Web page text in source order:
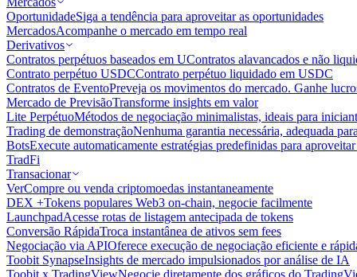
OportunidadeSiga a tendência para aproveitar as oportunidades
MercadosAcompanhe o mercado em tempo real
Derivativos
Contratos perpétuos baseados em UContratos alavancados e não
Contrato perpétuo USDCContrato perpétuo liquidado em USDC
Contratos de EventoPreveja os movimentos do mercado. Ganhe
Mercado de PrevisãoTransforme insights em valor
Lite PerpétuoMétodos de negociação minimalistas, ideais para
Trading de demonstraçãoNenhuma garantia necessária, adequada
BotsExecute automaticamente estratégias predefinidas para
TradFi
Transacionar
VerCompre ou venda criptomoedas instantaneamente
DEX +Tokens populares Web3 on-chain, negocie facilmente
LaunchpadAcesse rotas de listagem antecipada de tokens
Conversão RápidaTroca instantânea de ativos sem fees
Negociação via APIOferece execução de negociação eficiente e
Toobit SynapseInsights de mercado impulsionados por análise de IA
Toobit x TradingViewNegocie diretamente dos gráficos do